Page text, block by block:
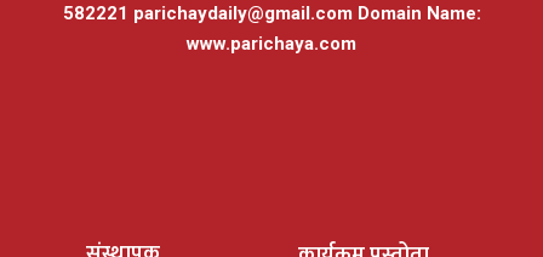
582221 parichaydaily@gmail.comDomain Name:
www.parichaya.com